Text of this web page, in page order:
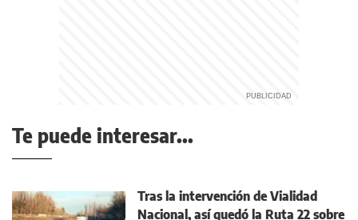
Te puede interesar...
Tras la intervención de Vialidad
Nacional, así quedó la Ruta 22 sobre